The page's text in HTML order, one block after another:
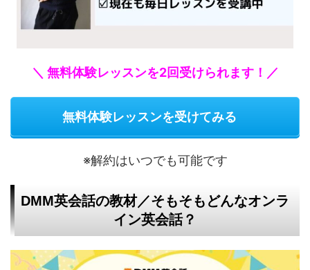
＼ 無料体験レッスンを2回受けられます！／
無料体験レッスンを受けてみる
※解約はいつでも可能です
DMM英会話の教材／そもそもどんなオンラ
イン英会話？